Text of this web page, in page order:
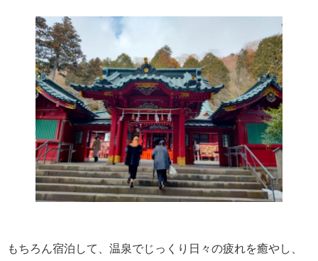
もちろん宿泊して、温泉でじっくり日々の疲れを癒やし、